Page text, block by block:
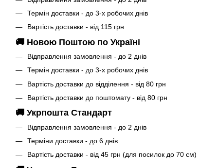
Термін доставки - до 3-х робочих днів
Вартість доставки - від 115 грн
🚚 Новою Поштою по Україні
Відправлення замовлення - до 2 днів
Термін доставки - до 3-х робочих днів
Вартість доставки до відділення - від 80 грн
Вартість доставки до поштомату - від 80 грн
🚚 Укрпошта Стандарт
Відправлення замовлення - до 2 днів
Терміни доставки - до 6 днів
Вартість доставки - від 45 грн (для посилок до 70 см)